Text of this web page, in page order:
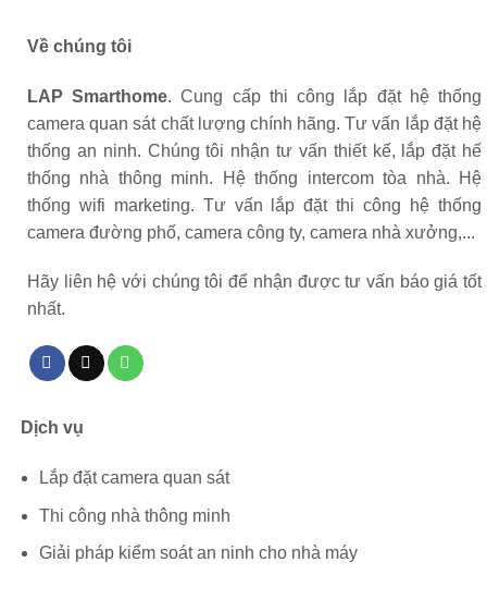
Về chúng tôi
LAP Smarthome. Cung cấp thi công lắp đặt hệ thống
camera quan sát chất lượng chính hãng. Tư vấn lắp đặt hệ
thống an ninh. Chúng tôi nhận tư vấn thiết kế, lắp đặt hế
thống nhà thông minh. Hệ thống intercom tòa nhà. Hệ
thống wifi marketing. Tư vấn lắp đặt thi công hệ thống
camera đường phố, camera công ty, camera nhà xưởng,...
Hãy liên hệ với chúng tôi để nhận được tư vấn báo giá tốt
nhất.
Dịch vụ
Lắp đặt camera quan sát
Thi công nhà thông minh
Giải pháp kiểm soát an ninh cho nhà máy